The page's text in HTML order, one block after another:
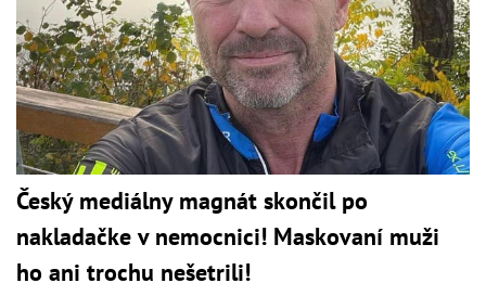
Český mediálny magnát skončil po
nakladačke v nemocnici! Maskovaní muži
ho ani trochu nešetrili!